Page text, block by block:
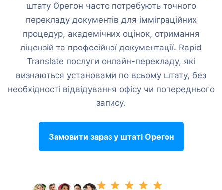
штату Орегон часто потребують точного
перекладу документів для імміграційних
процедур, академічних оцінок, отримання
ліцензій та професійної документації. Rapid
Translate послуги онлайн-перекладу, які
визнаються установами по всьому штату, без
необхідності відвідування офісу чи попереднього
запису.
Замовити зараз у штаті Орегон